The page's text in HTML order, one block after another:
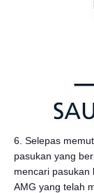
6. Selepas
pasukan yang
mencari pasukan
AMG yang telah